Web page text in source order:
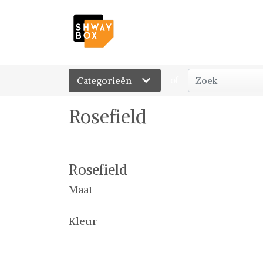
Categorieën
Rosefield
Rosefield
Maat
Kleur